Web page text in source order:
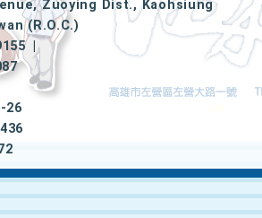
Zuoying Dist., Kaohsiung
(R.O.C.)
|
26